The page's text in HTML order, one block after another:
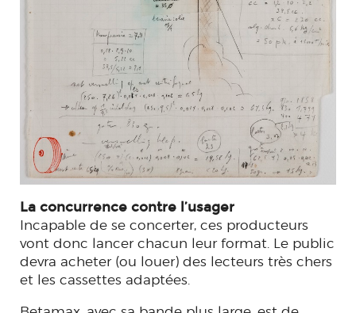
La concurrence contre l’usager
Incapable de se concerter, ces producteurs
vont donc lancer chacun leur format. Le public
devra acheter (ou louer) des lecteurs très chers
et les cassettes adaptées.